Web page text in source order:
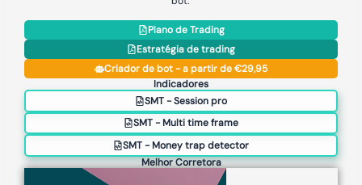
Plano de Trading
Estratégia de trading
Criador de bot - a partir de €29,95
Indicadores
SMT - Session pro
SMT - Multi time frame
SMT - Money trap detector
Melhor Corretora